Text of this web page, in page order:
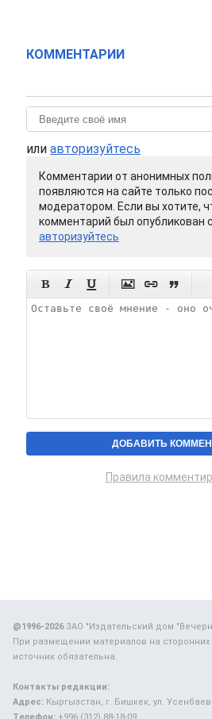
КОММЕНТАРИИ
или авторизуйтесь
Комментарии от анонимных
появляются на сайте только
модератором. Если вы хотите,
комментарий был опубликован
авторизуйтесь
     
Правила
@1996-2026ЗАО "Издательский дом
При размещении материалов на сторонних
источник обязательна.
Контакты редакции:
Адрес: Кыргызстан, г. Бишкек, ул.